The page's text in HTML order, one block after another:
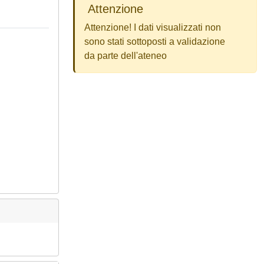
Attenzione
Attenzione! I dati visualizzati non
sono stati sottoposti a validazione
da parte dell'ateneo